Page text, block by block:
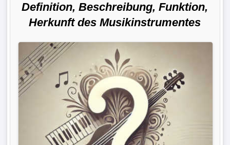
Definition, Beschreibung, Funktion,
Herkunft des Musikinstrumentes